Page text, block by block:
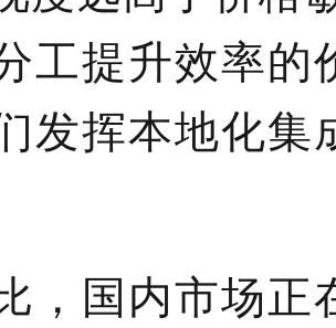
工提升效率
发挥本地化集
，国内市场正